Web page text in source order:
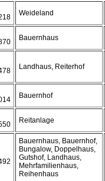
Weideland
Bauernhaus
Landhaus, Reiterhof
Bauernhof
Reitanlage
Bauernhaus, Bauernhof,
Bungalow, Doppelhaus,
Gutshof, Landhaus,
Mehrfamilienhaus,
Reihenhaus